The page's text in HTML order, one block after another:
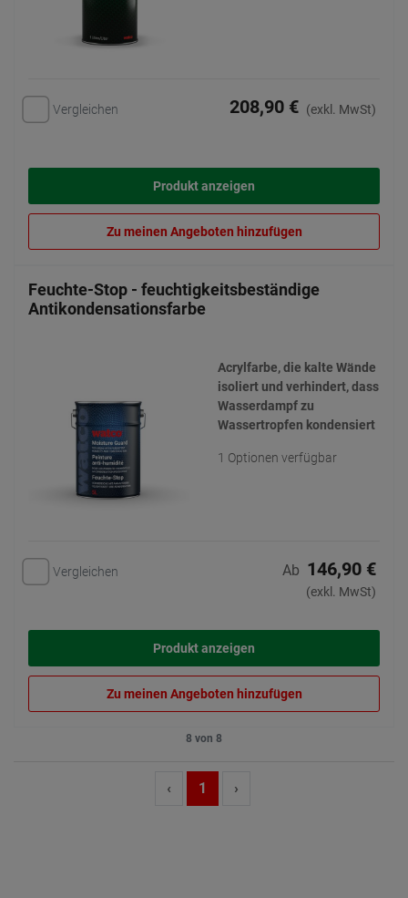
Vergleichen 208,90 € (exkl. MwSt)
Produkt anzeigen
Zu meinen Angeboten hinzufügen
Feuchte-Stop - feuchtigkeitsbeständige
Antikondensationsfarbe
Acrylfarbe, die kalte Wände
isoliert und verhindert, dass
Wasserdampf zu
Wassertropfen kondensiert
1 Optionen verfügbar
Vergleichen Ab 146,90 €
(exkl. MwSt)
Produkt anzeigen
Zu meinen Angeboten hinzufügen
8 von 8
‹ 1 ›